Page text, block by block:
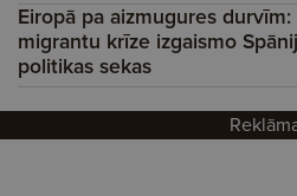
Eiropā pa aizmugures
migrantu krīze izgaismo
politikas sekas